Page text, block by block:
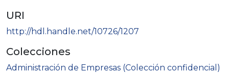
URI
http://hdl.handle.net/10726/1207
Colecciones
Administración de Empresas (Colección confidencial)